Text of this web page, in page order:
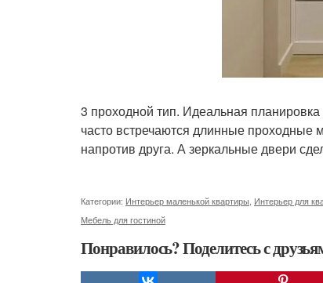
3 проходной тип. Идеальная
часто встречаются длинные проходные
напротив друга. А зеркальные двери
Категории: Интерьер маленькой квартиры Интерьер для
Мебель для гостиной
Понравилось? Поделитесь с